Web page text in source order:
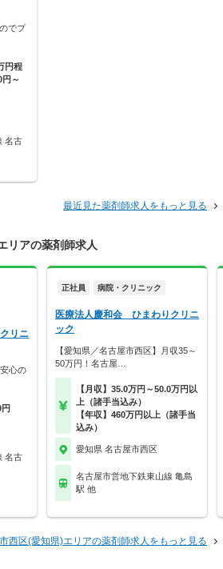
でプ
円程
～
名古
最近見た薬剤師求人をもっと見る
リアの薬剤師求人
リニ
心の
名古
正社員 病院・クリニック
医療法人慶和会 ひまわりクリニ
ック
【愛知県／名古屋市西区】月収35～
50万円！名古屋…
【月収】35.0万円～50.0万円以
上（諸手当込み）
【年収】460万円以上（諸手当
込み）
愛知県 名古屋市西区
名古屋市営地下鉄東山線 亀島
駅 他
西区(愛知県)エリアの薬剤師求人をもっと見る